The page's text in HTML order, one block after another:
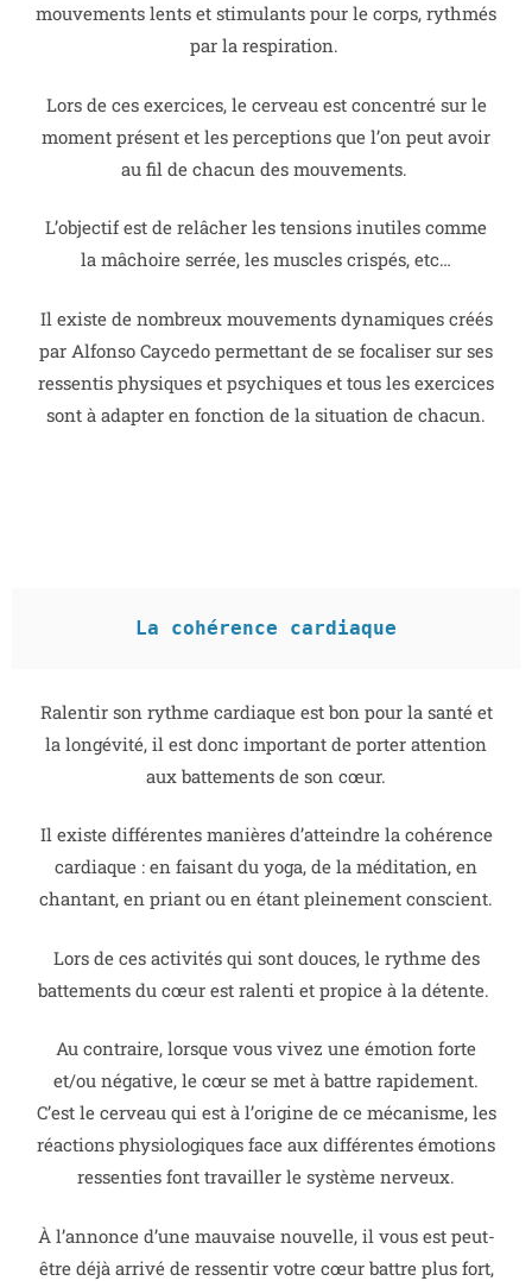
mouvements lents et stimulants pour le corps, rythmés
par la respiration.
Lors de ces exercices, le cerveau est concentré sur le
moment présent et les perceptions que l’on peut avoir
au fil de chacun des mouvements.
L’objectif est de relâcher les tensions inutiles comme
la mâchoire serrée, les muscles crispés, etc…
Il existe de nombreux mouvements dynamiques créés
par Alfonso Caycedo permettant de se focaliser sur ses
ressentis physiques et psychiques et tous les exercices
sont à adapter en fonction de la situation de chacun.
La cohérence cardiaque
Ralentir son rythme cardiaque est bon pour la santé et
la longévité, il est donc important de porter attention
aux battements de son cœur.
Il existe différentes manières d’atteindre la cohérence
cardiaque : en faisant du yoga, de la méditation, en
chantant, en priant ou en étant pleinement conscient.
Lors de ces activités qui sont douces, le rythme des
battements du cœur est ralenti et propice à la détente.
Au contraire, lorsque vous vivez une émotion forte
et/ou négative, le cœur se met à battre rapidement.
C’est le cerveau qui est à l’origine de ce mécanisme, les
réactions physiologiques face aux différentes émotions
ressenties font travailler le système nerveux.
À l’annonce d’une mauvaise nouvelle, il vous est peut-
être déjà arrivé de ressentir votre cœur battre plus fort,